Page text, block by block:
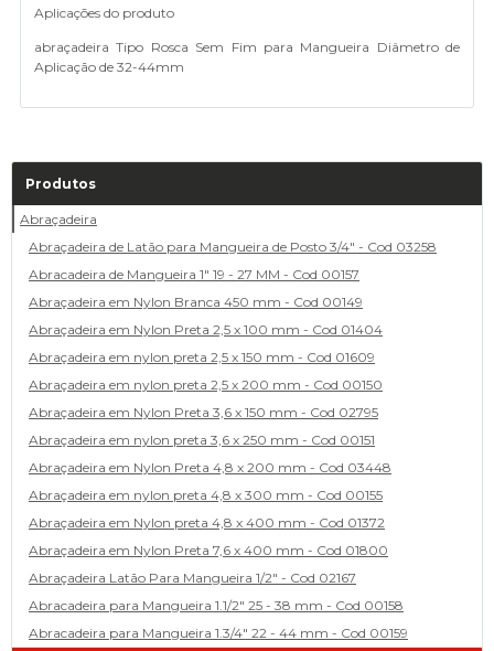
Aplicações do produto
abraçadeira Tipo Rosca Sem Fim para Mangueira Diâmetro de
Aplicação de 32-44mm
Produtos
Abraçadeira
Abraçadeira de Latão para Mangueira de Posto 3/4" - Cod 03258
Abracadeira de Mangueira 1" 19 - 27 MM - Cod 00157
Abraçadeira em Nylon Branca 450 mm - Cod 00149
Abraçadeira em Nylon Preta 2,5 x 100 mm - Cod 01404
Abraçadeira em nylon preta 2,5 x 150 mm - Cod 01609
Abraçadeira em nylon preta 2,5 x 200 mm - Cod 00150
Abraçadeira em Nylon Preta 3,6 x 150 mm - Cod 02795
Abraçadeira em nylon preta 3,6 x 250 mm - Cod 00151
Abraçadeira em Nylon Preta 4,8 x 200 mm - Cod 03448
Abraçadeira em nylon preta 4,8 x 300 mm - Cod 00155
Abraçadeira em Nylon preta 4,8 x 400 mm - Cod 01372
Abraçadeira em Nylon Preta 7,6 x 400 mm - Cod 01800
Abraçadeira Latão Para Mangueira 1/2" - Cod 02167
Abracadeira para Mangueira 1.1/2" 25 - 38 mm - Cod 00158
Abracadeira para Mangueira 1.3/4" 22 - 44 mm - Cod 00159